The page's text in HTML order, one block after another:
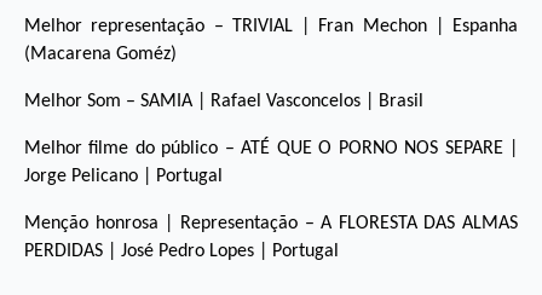
Melhor representação – TRIVIAL | Fran Mechon | Espanha
(Macarena Goméz)
Melhor Som – SAMIA | Rafael Vasconcelos | Brasil
Melhor filme do público – ATÉ QUE O PORNO NOS SEPARE |
Jorge Pelicano | Portugal
Menção honrosa | Representação – A FLORESTA DAS ALMAS
PERDIDAS | José Pedro Lopes | Portugal